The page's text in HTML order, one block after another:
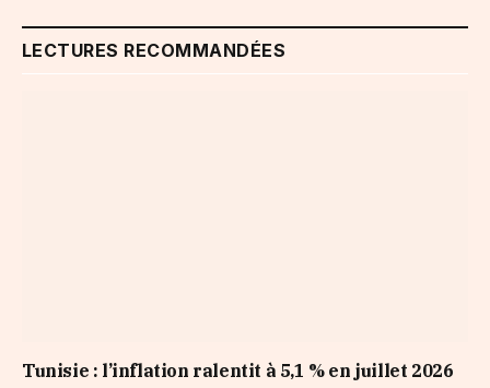
LECTURES RECOMMANDÉES
Tunisie : l’inflation ralentit à 5,1 % en juillet 2026